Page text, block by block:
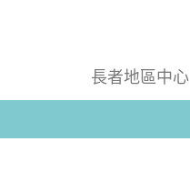
長者地區中心